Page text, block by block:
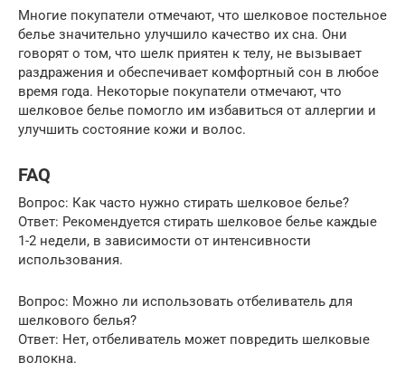
Многие покупатели отмечают, что шелковое постельное
белье значительно улучшило качество их сна. Они
говорят о том, что шелк приятен к телу, не вызывает
раздражения и обеспечивает комфортный сон в любое
время года. Некоторые покупатели отмечают, что
шелковое белье помогло им избавиться от аллергии и
улучшить состояние кожи и волос.
FAQ
Вопрос: Как часто нужно стирать шелковое белье?
Ответ: Рекомендуется стирать шелковое белье каждые
1-2 недели, в зависимости от интенсивности
использования.
Вопрос: Можно ли использовать отбеливатель для
шелкового белья?
Ответ: Нет, отбеливатель может повредить шелковые
волокна.